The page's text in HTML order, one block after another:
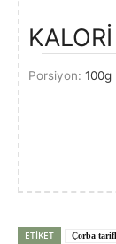
Porsiyon: 100g
ETIKET Çorba